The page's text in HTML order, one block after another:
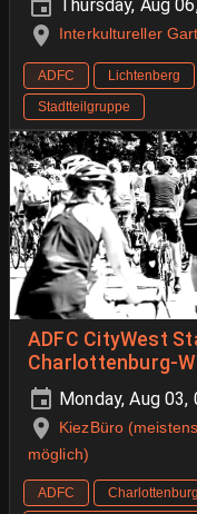
Thursday, Aug
Interkultureller
ADFC Lichtenberg
Stadtteilgruppe
ADFC CityWest
Charlottenburg-
Monday, Aug
KiezBüro
möglich)
ADFC